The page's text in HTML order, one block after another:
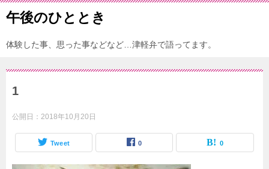
午後のひととき
体験した事、思った事などなど…津軽弁で語ってます。
1
公開日： 2018年10月20日
Tweet 0 0